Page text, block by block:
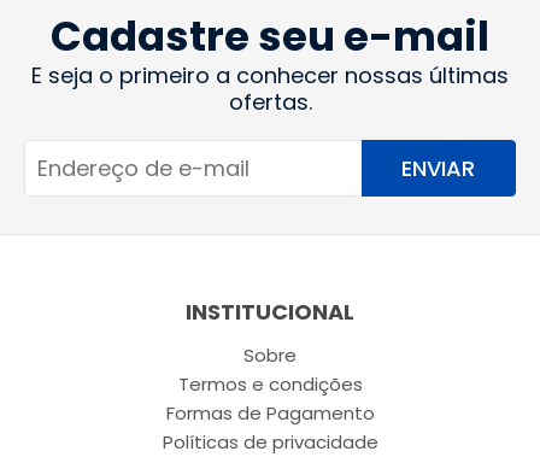
Cadastre seu e-mail
E seja o primeiro a conhecer nossas últimas
ofertas.
ENVIAR
INSTITUCIONAL
Sobre
Termos e condições
Formas de Pagamento
Políticas de privacidade